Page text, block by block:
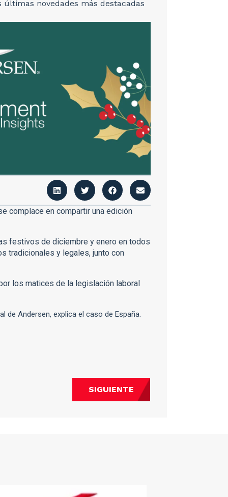
novedades más destacadas
complace en compartir una edición
festivos de diciembre y enero en todos
tradicionales y legales, junto con
los matices de la legislación laboral
de Andersen, explica el caso de España.
SIGUIENTE